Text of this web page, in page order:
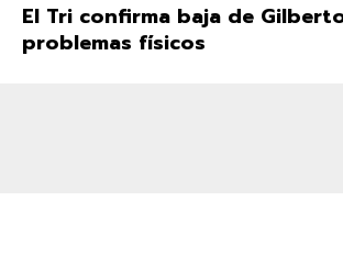
El Tri confirma baja de
problemas físicos